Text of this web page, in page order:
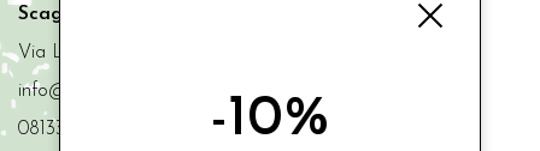
Scaglione Bimbi di Iacono Maria Angela
Via Luigi Mazzella,73 80077 Ischia
info@scaglionebimbi.com
0813331162
-10%